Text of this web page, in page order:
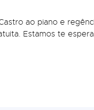
ao piano e
Estamos te